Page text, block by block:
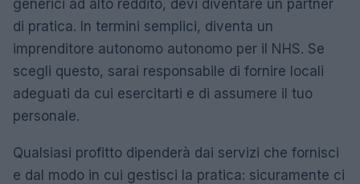
generici ad alto reddito, devi diventare un partner
di pratica. In termini semplici, diventa un
imprenditore autonomo autonomo per il NHS. Se
scegli questo, sarai responsabile di fornire locali
adeguati da cui esercitarti e di assumere il tuo
personale.
Qualsiasi profitto dipenderà dai servizi che fornisci
e dal modo in cui gestisci la pratica: sicuramente ci